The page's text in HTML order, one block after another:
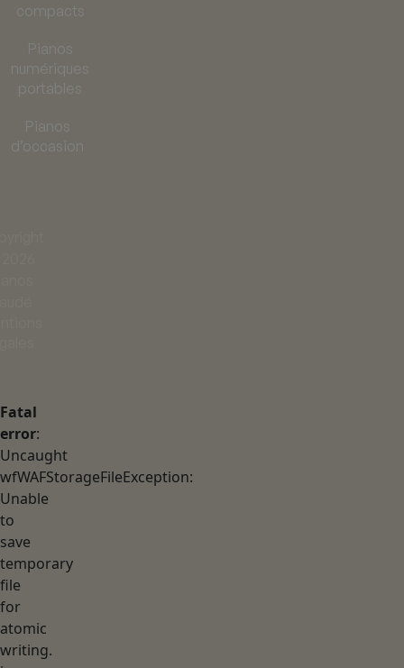
compacts
Pianos
numériques
portables
Pianos
d’occasion
Fatal
error:
Uncaught
wfWAFStorageFileException:
Unable
to
save
temporary
file
for
atomic
writing.